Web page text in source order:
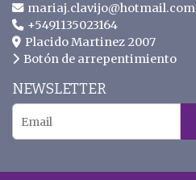
mariaj.clavijo@hotmail.com
+5491135023164
Placido Martinez 2007
Botón de arrepentimiento
NEWSLETTER